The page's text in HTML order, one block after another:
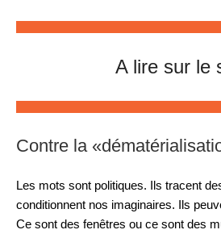
A lire sur le
Contre la
Les mots sont politiques. Ils tracent
conditionnent nos imaginaires. Ils
Ce sont des fenêtres ou ce sont des